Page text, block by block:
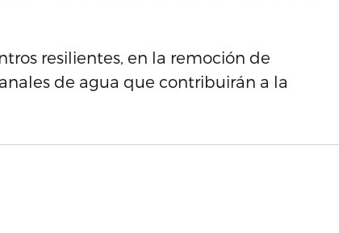
resilientes, en la remoción de
de agua que contribuirán a la